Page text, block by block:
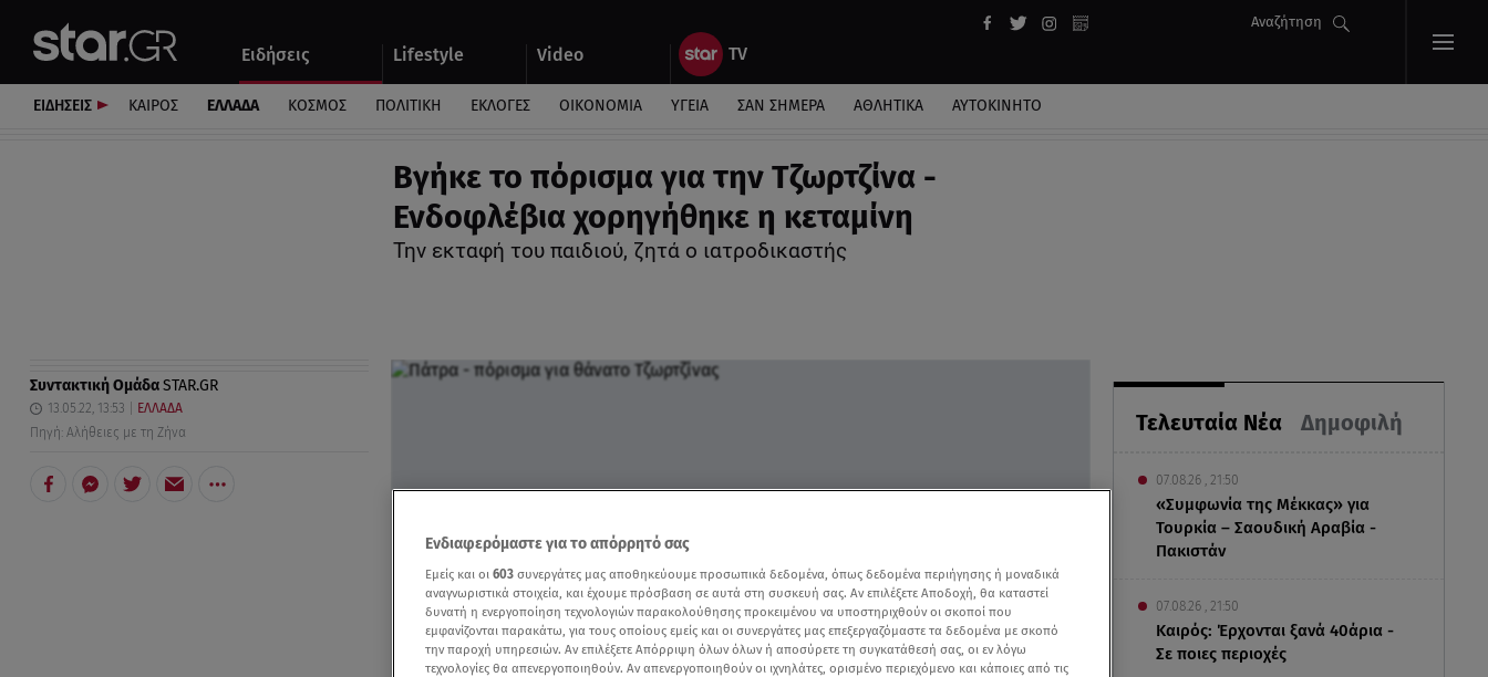
Ειδήσεις Lifestyle Video
Αναζήτηση
Αυτοκίνητο
ΕΙΔΗΣΕΙΣ ΚΑΙΡΟΣ ΕΛΛΑΔΑ ΚΟΣΜΟΣ ΠΟΛΙΤΙΚΗ ΕΚΛΟΓΕΣ ΟΙΚΟΝΟΜΙΑ ΥΓΕΙΑ ΣΑΝ ΣΗΜΕΡΑ ΑΘΛΗΤΙΚΑ ΑΥΤΟΚΙΝΗΤΟ
Βγήκε το πόρισμα για την Τζωρτζίνα -
Ενδοφλέβια χορηγήθηκε η κεταμίνη
Την εκταφή του παιδιού, ζητά ο ιατροδικαστής
Τελευταία Νέα Δημοφιλή
07.08.26 , 21:50
«Συμφωνία της Μέκκας» για
Τουρκία – Σαουδική Αραβία -
Πακιστάν
07.08.26 , 21:50
Καιρός: Έρχονται ξανά 40άρια -
Σε ποιες περιοχές
Συντακτική ΟμάδαSTAR.GR
13.05.22, 13:53
ΕΛΛΑΔΑ
Πηγή: Αλήθειες με τη Ζήνα
Ενδιαφερόμαστε για το απόρρητό σας
Εμείς και οι 603 συνεργάτες μας αποθηκεύουμε προσωπικά δεδομένα, όπως δεδομένα περιήγησης ή μοναδικά
αναγνωριστικά στοιχεία, και έχουμε πρόσβαση σε αυτά στη συσκευή σας. Αν επιλέξετε Αποδοχή, θα καταστεί
δυνατή η ενεργοποίηση τεχνολογιών παρακολούθησης προκειμένου να υποστηριχθούν οι σκοποί που
εμφανίζονται παρακάτω, για τους οποίους εμείς και οι συνεργάτες μας επεξεργαζόμαστε τα δεδομένα με σκοπό
την παροχή υπηρεσιών. Αν επιλέξετε Απόρριψη όλων όλων ή αποσύρετε τη συγκατάθεσή σας, οι εν λόγω
τεχνολογίες θα απενεργοποιηθούν. Αν απενεργοποιηθούν οι ιχνηλάτες, ορισμένο περιεχόμενο και κάποιες από τις